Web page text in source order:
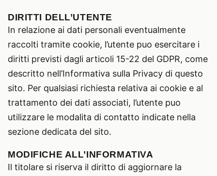
DIRITTI DELL’UTENTE
In relazione ai dati personali eventualmente
raccolti tramite cookie, l’utente puo esercitare i
diritti previsti dagli articoli 15-22 del GDPR, come
descritto nell’Informativa sulla Privacy di questo
sito. Per qualsiasi richiesta relativa ai cookie e al
trattamento dei dati associati, l’utente puo
utilizzare le modalita di contatto indicate nella
sezione dedicata del sito.
MODIFICHE ALL’INFORMATIVA
Il titolare si riserva il diritto di aggiornare la